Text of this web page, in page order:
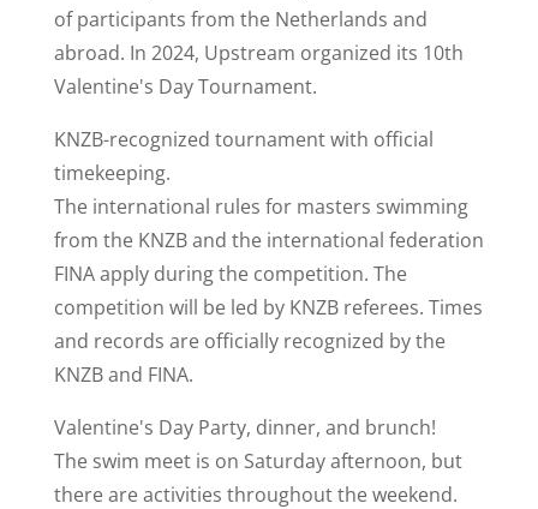
of participants from the Netherlands and
abroad. In 2024, Upstream organized its 10th
Valentine's Day Tournament.
KNZB-recognized tournament with official
timekeeping.
The international rules for masters swimming
from the KNZB and the international federation
FINA apply during the competition. The
competition will be led by KNZB referees. Times
and records are officially recognized by the
KNZB and FINA.
Valentine's Day Party, dinner, and brunch!
The swim meet is on Saturday afternoon, but
there are activities throughout the weekend.